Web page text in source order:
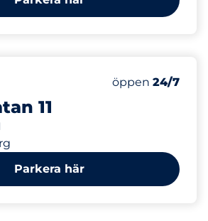
11
Antal
Parkering för
Fredag
öppen 24/7
Parkera här